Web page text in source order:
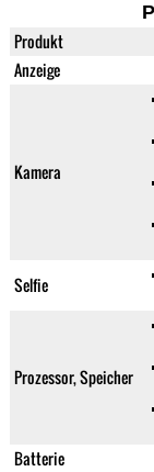
Produkt
Anzeige
Kamera
Selfie
Prozessor, Speicher
Batterie